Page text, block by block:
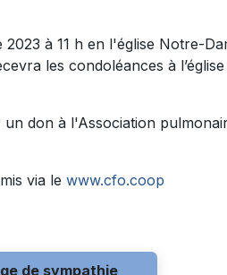
à 11 h en l'église Notre-
les condoléances à
don à l'Association
via le www.cfo.coop
de sympathie